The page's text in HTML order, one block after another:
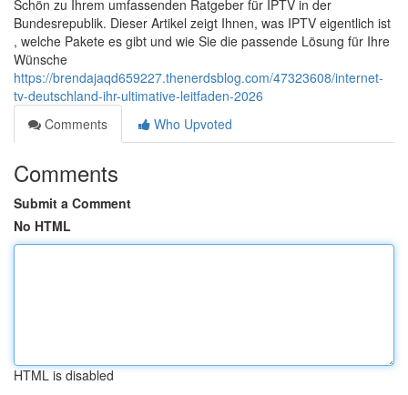
Schön zu Ihrem umfassenden Ratgeber für IPTV in der
Bundesrepublik. Dieser Artikel zeigt Ihnen, was IPTV eigentlich ist
, welche Pakete es gibt und wie Sie die passende Lösung für Ihre
Wünsche
https://brendajaqd659227.thenerdsblog.com/47323608/internet-
tv-deutschland-ihr-ultimative-leitfaden-2026
Comments
Who Upvoted
Comments
Submit a Comment
No HTML
HTML is disabled